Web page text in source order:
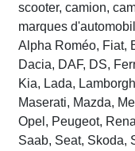
scooter, camion,
marques
Alpha Roméo, Fiat,
Dacia, DAF, DS,
Kia, Lada,
Maserati, Mazda,
Opel, Peugeot,
Saab, Seat, Skoda,